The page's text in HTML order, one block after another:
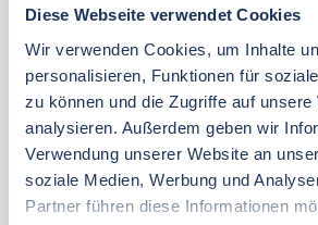
Diese Webseite verwendet Cookies
Wir verwenden Cookies, um Inhalte
personalisieren, Funktionen für
zu können und die Zugriffe auf unsere
analysieren. Außerdem geben wir
Verwendung unserer Website an
soziale Medien, Werbung und
Partner führen diese Informationen
best price guarantee
Reserve free of charge for 24
30 Tage vor Anreise
Flexible arrival and departure
Personal consultations